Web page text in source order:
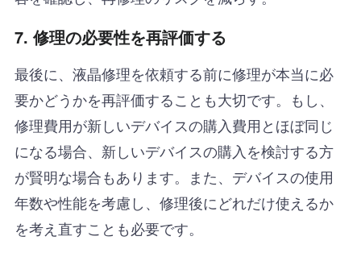
7. 修理の必要性を再評価する
最後に、液晶修理を依頼する前に修理が本当に必
要かどうかを再評価することも大切です。もし、
修理費用が新しいデバイスの購入費用とほぼ同じ
になる場合、新しいデバイスの購入を検討する方
が賢明な場合もあります。また、デバイスの使用
年数や性能を考慮し、修理後にどれだけ使えるか
を考え直すことも必要です。